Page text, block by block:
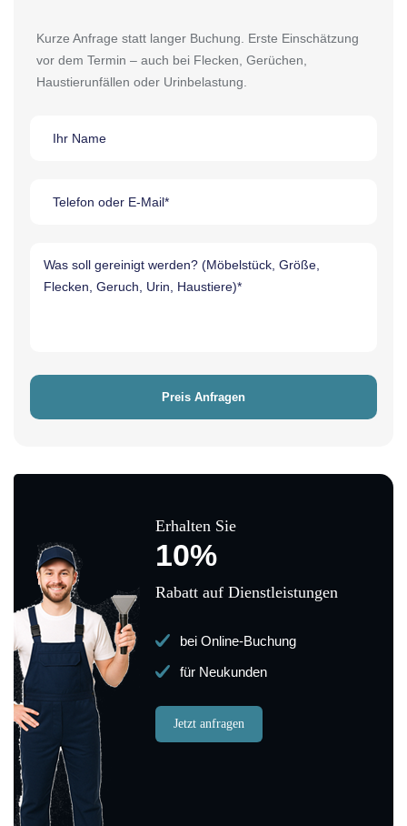
Kurze Anfrage statt langer Buchung. Erste Einschätzung
vor dem Termin – auch bei Flecken, Gerüchen,
Haustierunfällen oder Urinbelastung.
Erhalten Sie
10%
Rabatt auf Dienstleistungen
bei Online-Buchung
für Neukunden
Jetzt anfragen